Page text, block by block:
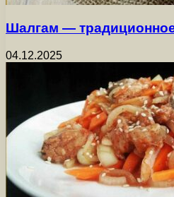
Шалгам —
04.12.2025